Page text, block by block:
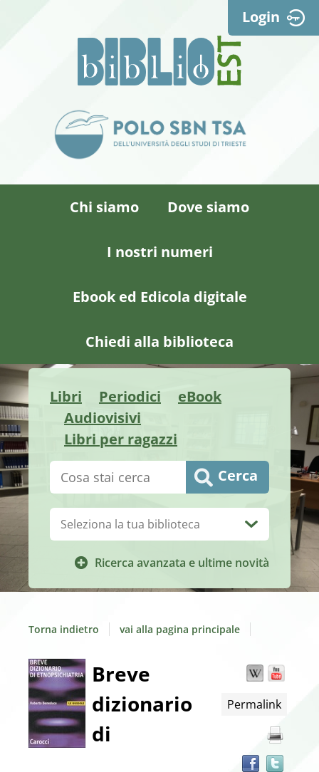
Login
Chi siamo Dove siamo
I nostri numeri
Ebook ed Edicola digitale
Chiedi alla biblioteca
Libri Periodici
eBook
Audiovisivi
Libri per ragazzi
Cerca su "Catalogo" Cerca
Ricerca avanzata e ultime novità
Biblioteca:
Torna indietro vai alla pagina principale
Dettaglio
del
documento
Wikipedia
Permalink
Breve
dizionario
di